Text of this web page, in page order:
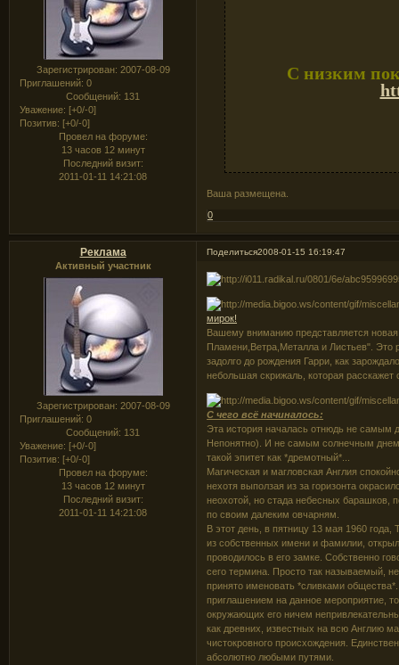
Зарегистрирован: 2007-08-09
Приглашений: 0
Сообщений: 131
Уважение: [+0/-0]
Позитив: [+0/-0]
Провел на форуме:
13 часов 12 минут
Последний визит:
2011-01-11 14:21:08
С низким
Ваша размещена.
0
Поделиться2008-01-15 16:19:47
Реклама
Активный участник
Зарегистрирован: 2007-08-09
Приглашений: 0
Сообщений: 131
Уважение: [+0/-0]
Позитив: [+0/-0]
Провел на форуме:
13 часов 12 минут
Последний визит:
2011-01-11 14:21:08
мирок!
Вашему вниманию представляется
Пламени,Ветра,Металла и Листьев". Это
задолго до рождения Гарри, как
небольшая скрижаль, которая расскажет
С чего всё начиналось:
Эта история началась отнюдь не самым
Непонятно). И не самым солнечным
такой эпитет как *дремотный*...
Магическая и магловская Англия
нехотя выползая из за горизонта
неохотой, но стада небесных барашков,
по своим далеким овчарням.
В этот день, в пятницу 13 мая 1960
из собственных имени и фамилии,
проводилось в его замке. Собственно
сего термина. Просто так называемый,
принято именовать *сливками
приглашением на данное мероприятие,
окружающих его ничем
как древних, известных на всю Англию
чистокровного происхождения.
абсолютно любыми путями.